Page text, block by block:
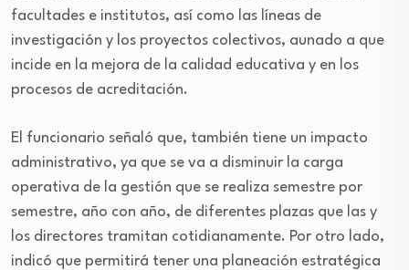
facultades e institutos, así como las líneas de
investigación y los proyectos colectivos, aunado a que
incide en la mejora de la calidad educativa y en los
procesos de acreditación.
El funcionario señaló que, también tiene un impacto
administrativo, ya que se va a disminuir la carga
operativa de la gestión que se realiza semestre por
semestre, año con año, de diferentes plazas que las y
los directores tramitan cotidianamente. Por otro lado,
indicó que permitirá tener una planeación estratégica